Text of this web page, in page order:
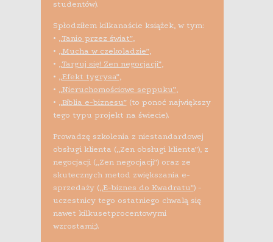
studentów).
Spłodziłem kilkanaście książek, w tym:
• „Tanio przez świat”,
• „Mucha w czekoladzie”,
• „Targuj się! Zen negocjacji”,
• „Efekt tygrysa”,
• „Nieruchomościowe seppuku”,
• „Biblia e-biznesu”(to ponoć największy
tego typu projekt na świecie).
Prowadzę szkolenia z niestandardowej
obsługi klienta („Zen obsługi klienta”), z
negocjacji („Zen negocjacji”) oraz ze
skutecznych metod zwiększania e-
sprzedaży („E-biznes do Kwadratu”) -
uczestnicy tego ostatniego chwalą się
nawet kilkusetprocentowymi
wzrostami;).